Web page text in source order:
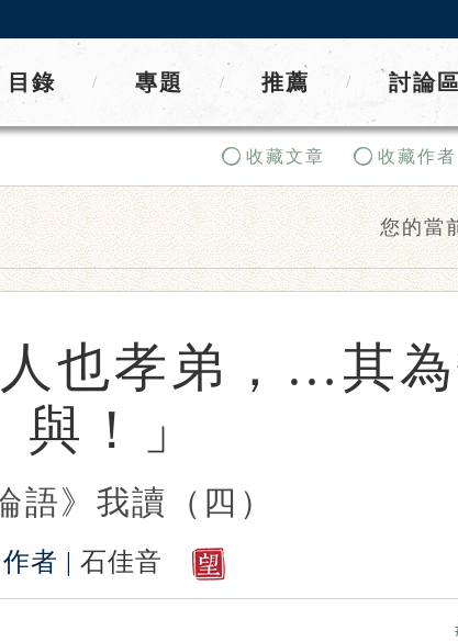
目錄 / 專題 / 推薦 / 討論區
收藏文章 收藏作者
您的當
也孝弟，…其
與！」
語》我讀（四）
作者 | 石佳音